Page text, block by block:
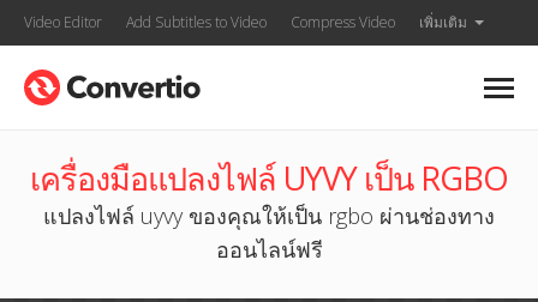
Video Editor Add Subtitles to Video Compress Video เพิ่มเติม
เครื่องมือแปลงไฟล์ UYVY เป็น RGBO
แปลงไฟล์ uyvy ของคุณให้เป็น rgbo ผ่านช่องทาง
ออนไลน์ฟรี